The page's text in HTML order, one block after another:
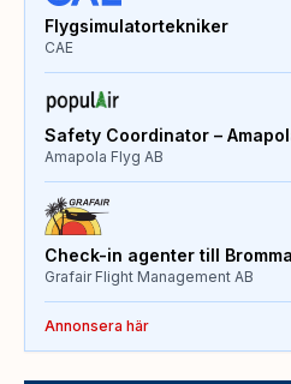
Flygsimulatortekniker
CAE
Safety Coordinator –
Amapola Flyg AB
Check-in agenter till
Grafair Flight Management AB
Annonsera här